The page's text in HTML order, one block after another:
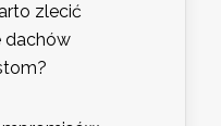
zlecić
dachów